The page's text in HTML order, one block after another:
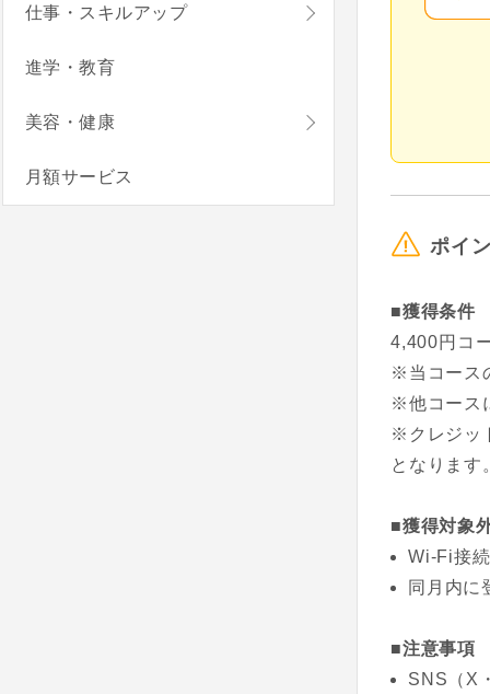
ポイ
■獲得条件
4,400円コ
※当コース
※他コース
※クレジッ
となります
■獲得対象
Wi-Fi接
同月内に
■注意事項
SNS（X
仕事・スキルアップ
進学・教育
美容・健康
月額サービス